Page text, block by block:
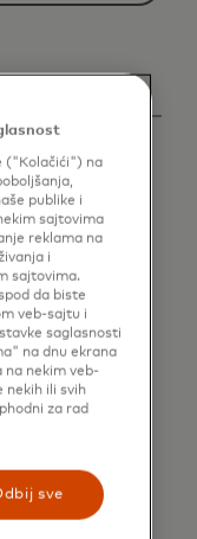
("Kolačići") na
publike i
sajtovima
reklama na
i
sajtovima.
da biste
veb-sajtu i
saglasnosti
na dnu ekrana
na nekim veb-
nekih ili svih
za rad
sve